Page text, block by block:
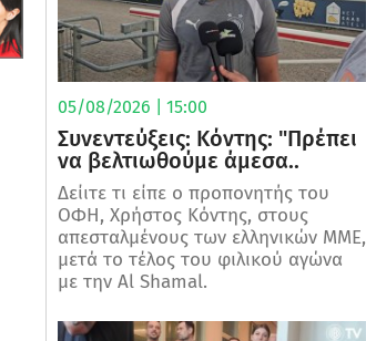
05/08/2026 | 15:00
Συνεντεύξεις: Κόντης: "Πρέπει
να βελτιωθούμε άμεσα..
Δείιτε τι είπε ο προπονητής του
ΟΦΗ, Χρήστος Κόντης, στους
απεσταλμένους των ελληνικών ΜΜΕ,
μετά το τέλος του φιλικού αγώνα
με την Al Shamal.